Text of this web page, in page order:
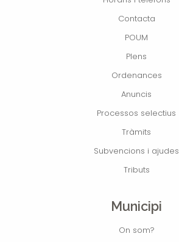
Contacta
POUM
Plens
Ordenances
Anuncis
Processos selectius
Tràmits
Subvencions i ajudes
Tributs
Municipi
On som?